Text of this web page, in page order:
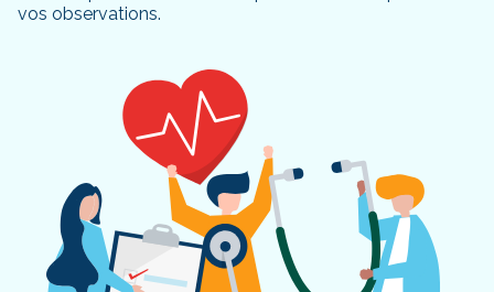
vos observations.